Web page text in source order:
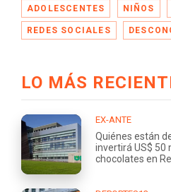
ADOLESCENTES NIÑOS
REDES SOCIALES
LO MÁS
EX-ANTE
Quiénes están
invertirá US$ 50
chocolates en